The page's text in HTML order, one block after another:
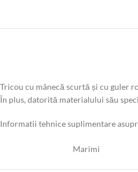
Tricou cu mânecă scurtă și cu guler
În plus, datorită materialului său
Informatii tehnice suplimentare
Marimi